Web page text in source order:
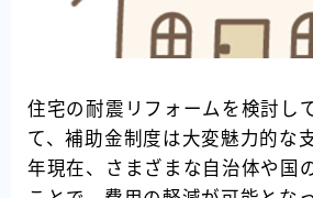
住宅の耐震リフォームを検討し
て、補助金制度は大変魅力的な
年現在、さまざまな自治体や国